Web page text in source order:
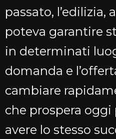
passato, l’edilizia,
poteva garantire
in determinati
domanda e
cambiare
che prospera
avere lo stesso